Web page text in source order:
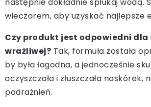
wieczorem, aby uzyskać najlepsze
Czy produkt jest odpowiedni dla
wrażliwej? Tak, formuła została
by była łagodna, a jednocześnie
oczyszczała i złuszczała naskórek,
podrażnień.